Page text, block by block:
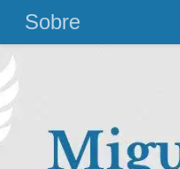
Sobre